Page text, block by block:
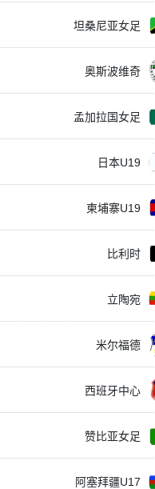
坦桑尼亚女足
奥斯波维奇
孟加拉国女足
日本U19
柬埔寨U19
比利时
立陶宛
米尔福德
西班牙中心
赞比亚女足
阿塞拜疆U17